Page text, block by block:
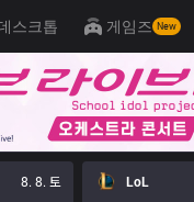
스크톱 게임즈 New
8. 8. 토
LoL
드와 룬 | 오피지지 e스포츠